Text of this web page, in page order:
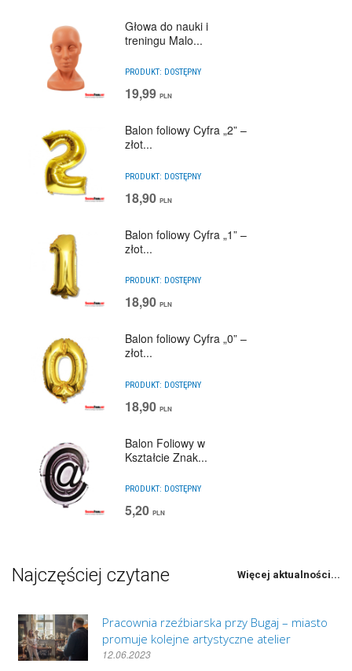
Głowa do nauki i
treningu Malo...
PRODUKT: DOSTĘPNY
19,99 PLN
Balon foliowy Cyfra „2” –
złot...
PRODUKT: DOSTĘPNY
18,90 PLN
Balon foliowy Cyfra „1” –
złot...
PRODUKT: DOSTĘPNY
18,90 PLN
Balon foliowy Cyfra „0” –
złot...
PRODUKT: DOSTĘPNY
18,90 PLN
Balon Foliowy w
Kształcie Znak...
PRODUKT: DOSTĘPNY
5,20 PLN
Najczęściej czytane Więcej aktualności...
Pracownia rzeźbiarska przy Bugaj – miasto
promuje kolejne artystyczne atelier
12.06.2023